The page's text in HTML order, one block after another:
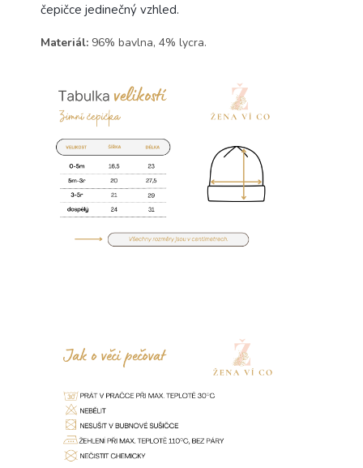
čepičce jedinečný vzhled.
Materiál: 96% bavlna, 4% lycra.